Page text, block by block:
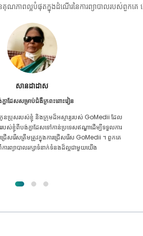
ភាពល្អបំផុតក្នុងដំណើរនៃការព្យាបាលរបស់ពួកគេ
Furkanul អ៊ីស្លាម
ក្លាដែសសម្រាប់ការប្តូរតំរងនោម
ា ខ្ញុំ​នឹង​អាច​ទទួល​បាន​ការ​ព្យាបាល​គ្រប់​ប្រភេទ​សម្រាប់​
គ្រាន់តែបន្ទាប់ពីខ្ញុំបានឆ្លងកាត់ GoMedii ជាមួយនឹង
ស់អល់ឡោះហើយបានទាក់ទងពួកគេ។